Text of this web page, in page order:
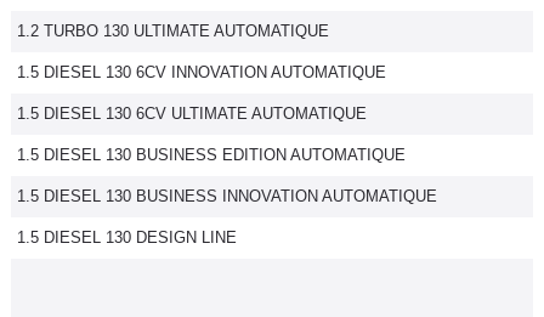
1.2 TURBO 130 ULTIMATE AUTOMATIQUE
1.5 DIESEL 130 6CV INNOVATION AUTOMATIQUE
1.5 DIESEL 130 6CV ULTIMATE AUTOMATIQUE
1.5 DIESEL 130 BUSINESS EDITION AUTOMATIQUE
1.5 DIESEL 130 BUSINESS INNOVATION AUTOMATIQUE
1.5 DIESEL 130 DESIGN LINE